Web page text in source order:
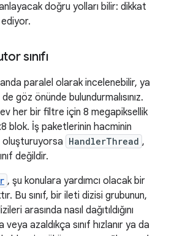
doğru yolları bilir: dikkat
sınıfı
paralel olarak incelenebilir, ya
göz önünde bulundurmalısınız.
her bir filtre için 8 megapiksellik
blok. İş paketlerinin hacminin
oluşturuyorsa HandlerThread ,
değildir.
, şu konulara yardımcı olacak bir
Bu sınıf, bir ileti dizisi grubunun,
arasında nasıl dağıtıldığını
azaldıkça sınıf hızlanır ya da